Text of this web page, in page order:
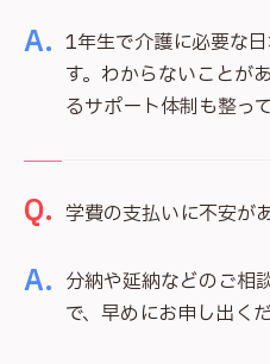
A. 1年生で介護に必要な
す。わからないことが
るサポート体制も整っ
Q. 学費の支払いに不安が
A. 分納や延納などのご相
で、早めにお申し出くだ